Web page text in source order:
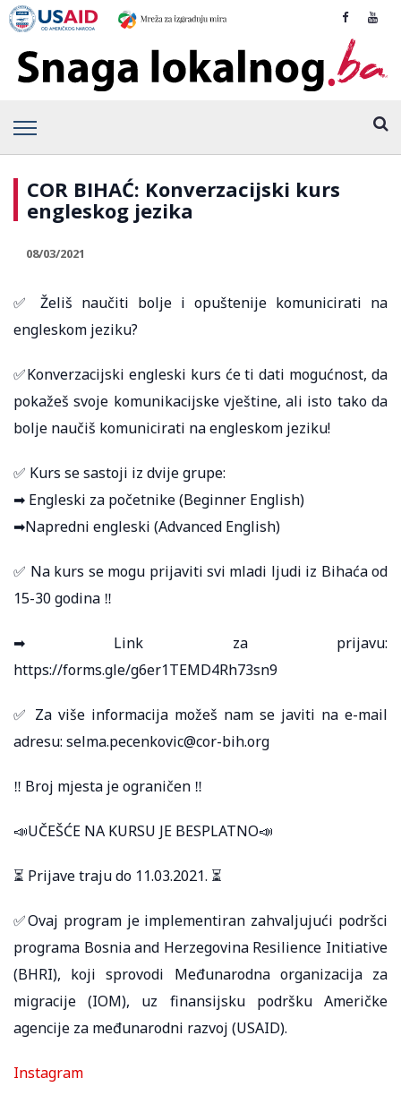
COR BIHAĆ: Konverzacijski kurs
engleskog jezika
08/03/2021
✅ Želiš naučiti bolje i opuštenije komunicirati na
engleskom jeziku?
✅Konverzacijski engleski kurs će ti dati mogućnost, da
pokažeš svoje komunikacijske vještine, ali isto tako da
bolje naučiš komunicirati na engleskom jeziku!
✅ Kurs se sastoji iz dvije grupe:
➡ Engleski za početnike (Beginner English)
➡Napredni engleski (Advanced English)
✅ Na kurs se mogu prijaviti svi mladi ljudi iz Bihaća od
15-30 godina ‼
➡ Link za prijavu:
https://forms.gle/g6er1TEMD4Rh73sn9
✅ Za više informacija možeš nam se javiti na e-mail
adresu: selma.pecenkovic@cor-bih.org
‼ Broj mjesta je ograničen ‼
📣UČEŠĆE NA KURSU JE BESPLATNO📣
⏳ Prijave traju do 11.03.2021. ⏳
✅Ovaj program je implementiran zahvaljujući podršci
programa Bosnia and Herzegovina Resilience Initiative
(BHRI), koji sprovodi Međunarodna organizacija za
migracije (IOM), uz finansijsku podršku Američke
agencije za međunarodni razvoj (USAID).
Instagram